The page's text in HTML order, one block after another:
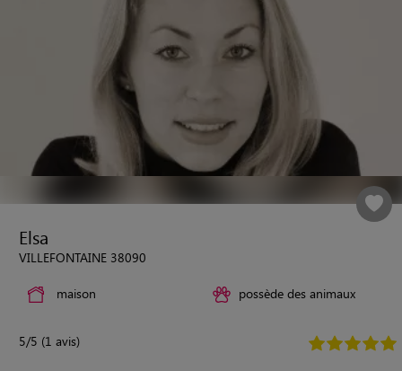
Elsa
VILLEFONTAINE 38090
maison possède des animaux
5/5 (1 avis)